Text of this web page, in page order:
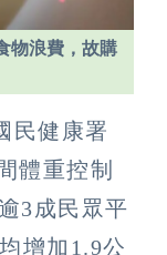
物浪費，故購
民健康署
體重控制
3成民眾平
增加1.9公